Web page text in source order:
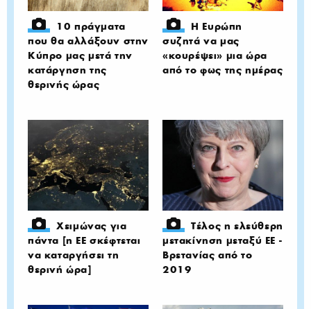
10 πράγματα
που θα αλλάξουν στην
Κύπρο μας μετά την
κατάργηση της
θερινής ώρας
Η Ευρώπη
συζητά να μας
«κουρέψει» μια ώρα
από το φως της ημέρας
Χειμώνας για
πάντα [η ΕΕ σκέφτεται
να καταργήσει τη
θερινή ώρα]
Τέλος η ελεύθερη
μετακίνηση μεταξύ ΕΕ -
Βρετανίας από το
2019